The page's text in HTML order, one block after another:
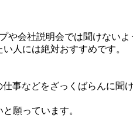
会社説明会では聞けない
人には絶対おすすめです。
事などをざっくばらんに聞
願っています。